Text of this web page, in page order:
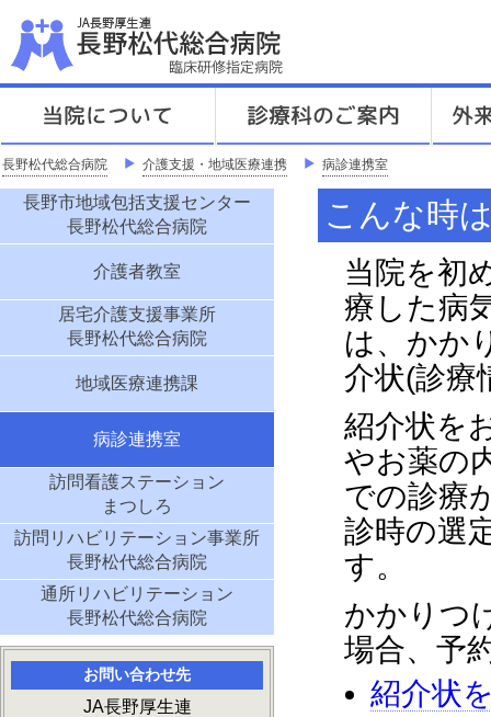
「
長野松代総合病院 ＞
介護支援・地域医療連携 ＞
病診連携室
こんな時
当院を初
療した病
は、かか
介状(診療
紹介状を
やお薬の
での診療
診時の選
す。
かかりつ
場合、予
紹介状
長野市地域包括支援センター
長野松代総合病院
介護者教室
居宅介護支援事業所
長野松代総合病院
地域医療連携課
病診連携室
訪問看護ステーション
まつしろ
訪問リハビリテーション事業所
長野松代総合病院
通所リハビリテーション
長野松代総合病院
お問い合わせ先
JA長野厚生連